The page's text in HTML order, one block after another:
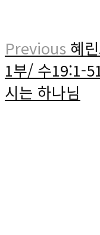
Previous 혜
1부/ 수19:1-
시는 하나님